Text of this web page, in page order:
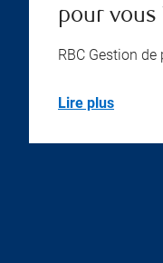
pour vous
RBC Gestion
Lire plus